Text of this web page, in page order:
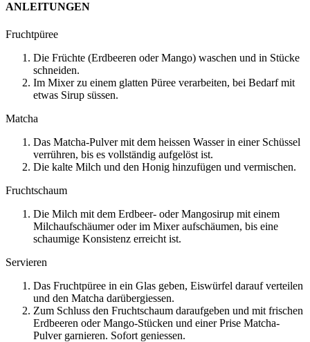
ANLEITUNGEN
Fruchtpüree
Die Früchte (Erdbeeren oder Mango) waschen und in Stücke
schneiden.
Im Mixer zu einem glatten Püree verarbeiten, bei Bedarf mit
etwas Sirup süssen.
Matcha
Das Matcha-Pulver mit dem heissen Wasser in einer Schüssel
verrühren, bis es vollständig aufgelöst ist.
Die kalte Milch und den Honig hinzufügen und vermischen.
Fruchtschaum
Die Milch mit dem Erdbeer- oder Mangosirup mit einem
Milchaufschäumer oder im Mixer aufschäumen, bis eine
schaumige Konsistenz erreicht ist.
Servieren
Das Fruchtpüree in ein Glas geben, Eiswürfel darauf verteilen
und den Matcha darübergiessen.
Zum Schluss den Fruchtschaum daraufgeben und mit frischen
Erdbeeren oder Mango-Stücken und einer Prise Matcha-
Pulver garnieren. Sofort geniessen.